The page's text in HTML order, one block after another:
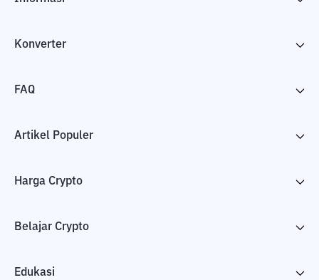
Konverter
FAQ
Artikel Populer
Harga Crypto
Belajar Crypto
Edukasi